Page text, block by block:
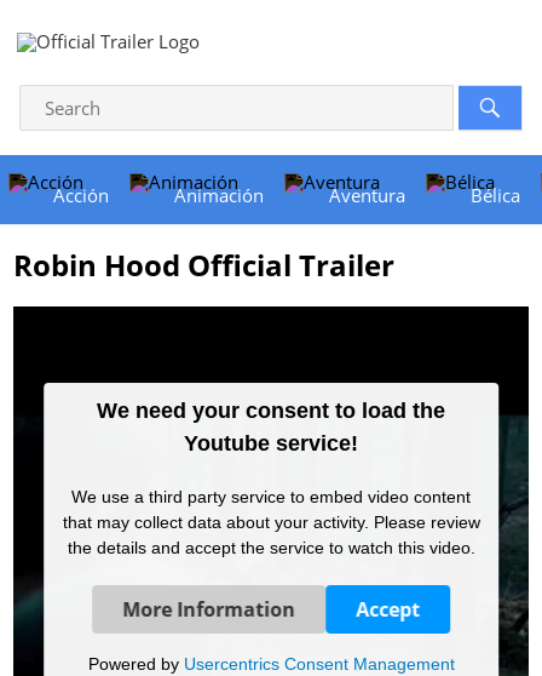
Acción Animación Aventura Bélica
Robin Hood Official Trailer
We need your consent to load the
Youtube service!
We use a third party service to embed video content
that may collect data about your activity. Please review
the details and accept the service to watch this video.
More Information Accept
Powered by Usercentrics Consent Management